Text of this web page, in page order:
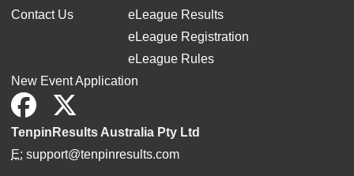
Contact Us
eLeague Results
eLeague Registration
eLeague Rules
New Event Application
TenpinResults Australia Pty Ltd
E: support@tenpinresults.com